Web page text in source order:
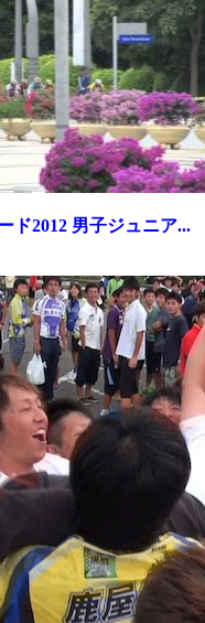
ド2012 男子ジュニア...